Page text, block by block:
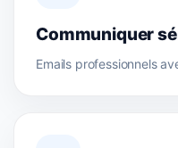
Communiquer
Emails professionnels